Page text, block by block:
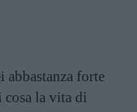
abbastanza forte
cosa la vita di